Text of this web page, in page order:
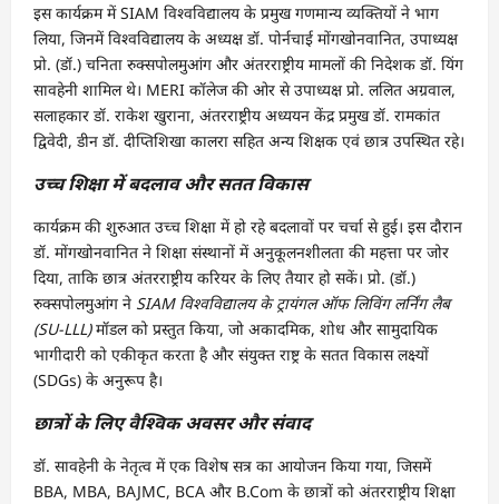
इस कार्यक्रम में SIAM विश्वविद्यालय के प्रमुख गणमान्य व्यक्तियों ने भाग
लिया, जिनमें विश्वविद्यालय के अध्यक्ष डॉ. पोर्नचाई मोंगखोनवानित, उपाध्यक्ष
प्रो. (डॉ.) चनिता रुक्सपोलमुआंग और अंतरराष्ट्रीय मामलों की निदेशक डॉ. यिंग
सावहेनी शामिल थे। MERI कॉलेज की ओर से उपाध्यक्ष प्रो. ललित अग्रवाल,
सलाहकार डॉ. राकेश खुराना, अंतरराष्ट्रीय अध्ययन केंद्र प्रमुख डॉ. रामकांत
द्विवेदी, डीन डॉ. दीप्तिशिखा कालरा सहित अन्य शिक्षक एवं छात्र उपस्थित रहे।
उच्च शिक्षा में बदलाव और सतत विकास
कार्यक्रम की शुरुआत उच्च शिक्षा में हो रहे बदलावों पर चर्चा से हुई। इस दौरान
डॉ. मोंगखोनवानित ने शिक्षा संस्थानों में अनुकूलनशीलता की महत्ता पर जोर
दिया, ताकि छात्र अंतरराष्ट्रीय करियर के लिए तैयार हो सकें। प्रो. (डॉ.)
रुक्सपोलमुआंग ने SIAM विश्वविद्यालय के ट्रायंगल ऑफ लिविंग लर्निंग लैब
(SU-LLL)मॉडल को प्रस्तुत किया, जो अकादमिक, शोध और सामुदायिक
भागीदारी को एकीकृत करता है और संयुक्त राष्ट्र के सतत विकास लक्ष्यों
(SDGs) के अनुरूप है।
छात्रों के लिए वैश्विक अवसर और संवाद
डॉ. सावहेनी के नेतृत्व में एक विशेष सत्र का आयोजन किया गया, जिसमें
BBA, MBA, BAJMC, BCA और B.Com के छात्रों को अंतरराष्ट्रीय शिक्षा